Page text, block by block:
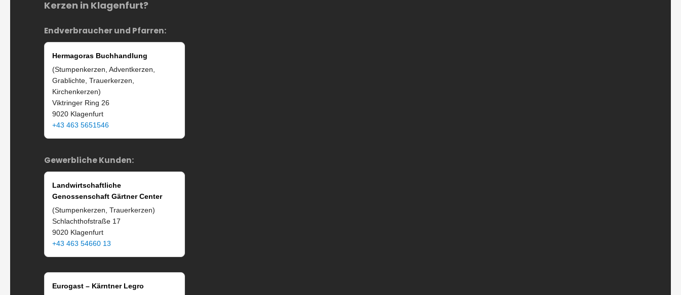
Kerzen in Klagenfurt?
Endverbraucher und Pfarren:
Hermagoras Buchhandlung
(Stumpenkerzen, Adventkerzen,
Grablichte, Trauerkerzen,
Kirchenkerzen)
Viktringer Ring 26
9020 Klagenfurt
+43 463 5651546
Gewerbliche Kunden:
Landwirtschaftliche
Genossenschaft Gärtner Center
(Stumpenkerzen, Trauerkerzen)
Schlachthofstraße 17
9020 Klagenfurt
+43 463 54660 13
Eurogast – Kärntner Legro